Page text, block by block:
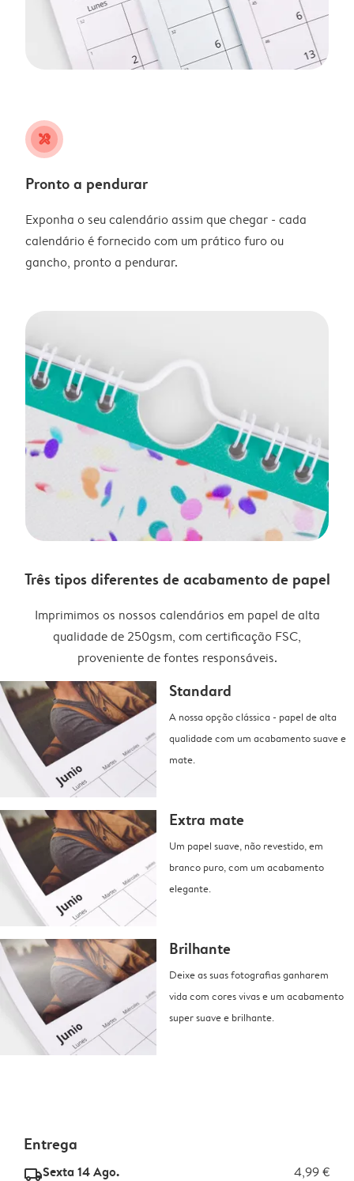
tools
Pronto a pendurar
Exponha o seu calendário assim que chegar - cada
calendário é fornecido com um prático furo ou
gancho, pronto a pendurar.
Três tipos diferentes de acabamento de papel
Imprimimos os nossos calendários em papel de alta
qualidade de 250gsm, com certificação FSC,
proveniente de fontes responsáveis.
Standard
A nossa opção clássica - papel de alta
qualidade com um acabamento suave e
mate.
Extra mate
Um papel suave, não revestido, em
branco puro, com um acabamento
elegante.
Brilhante
Deixe as suas fotografias ganharem
vida com cores vivas e um acabamento
super suave e brilhante.
Entrega
delivery_standard_v2Sexta 14 Ago. 4,99 €